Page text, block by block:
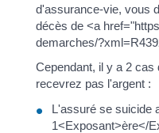
d'assurance-vie, vous
décès de <a
demarches/
Cependant, il y a 2
recevrez pas l'argent :
L'assuré se suicide
1<Exposant>ère</